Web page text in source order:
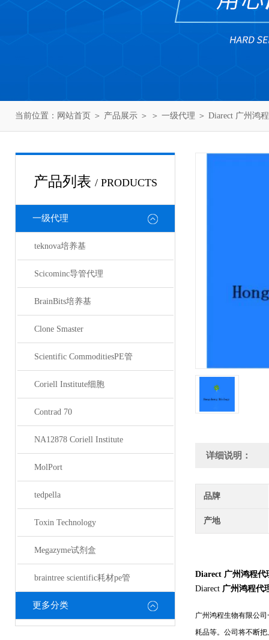
当前位置： 网站首页 ＞ 产品展示 ＞ ＞ 一级代理 ＞ Diarect 广州鸿
产品列表 / PRODUCTS
一级代理
teknova培养基
Scicominc导管代理
BrainBits培养基
Clone Smaster
Scientific CommoditiesPE管
Coriell Institute细胞
Contrad 70
NA12878 Coriell Institute
MolPort
tedpella
Toxin Technology
Megazyme试剂盒
braintree scientific耗材pe管
更多分类
详细说明：
品牌
产地
Diarect 广州鸿程代
Diarect 广州鸿程代
广州鸿程生物有限公
耗品等。公司将不断